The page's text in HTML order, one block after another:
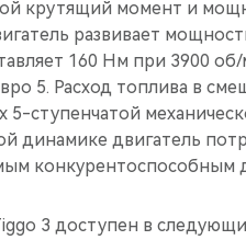
крутящий момент и
развивает
160 Нм при 3900 об/
5. Расход топлива в
ступенчатой
динамике двигатель
конкурентоспособным
3 доступен в